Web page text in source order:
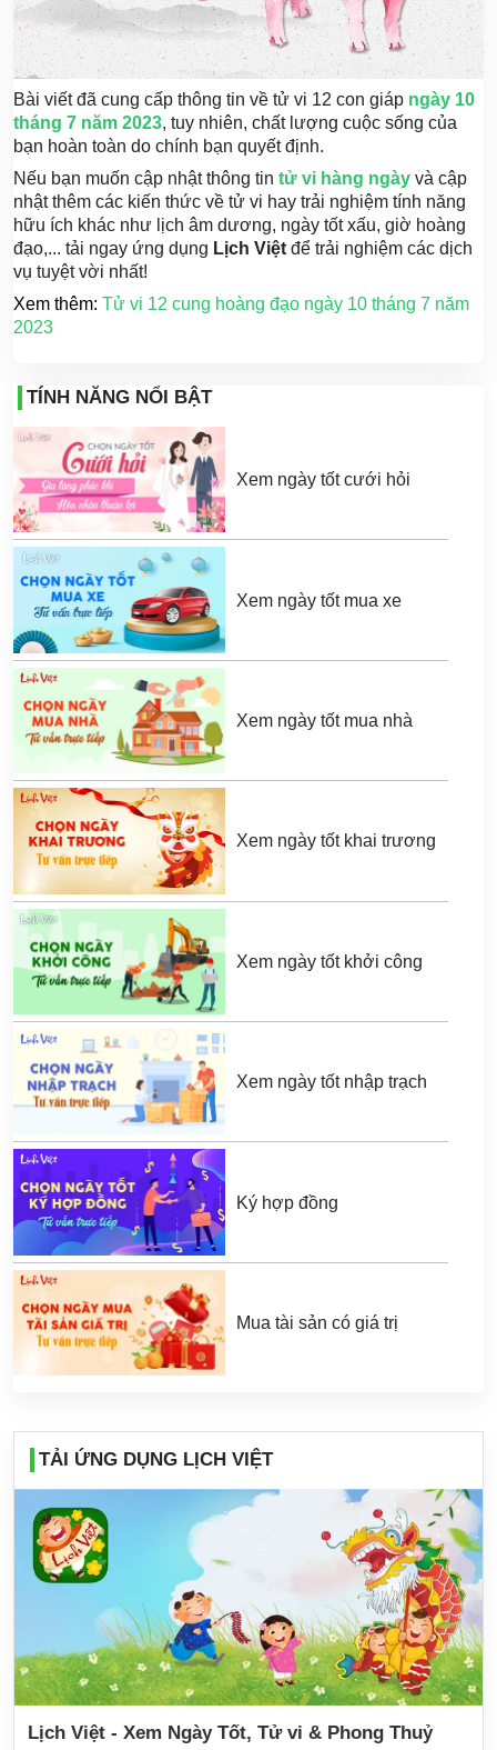
Bài viết đã cung cấp thông tin về tử vi 12 con giáp ngày 10
tháng 7 năm 2023, tuy nhiên, chất lượng cuộc sống của
bạn hoàn toàn do chính bạn quyết định.
Nếu bạn muốn cập nhật thông tin tử vi hàng ngày và cập
nhật thêm các kiến thức về tử vi hay trải nghiệm tính năng
hữu ích khác như lịch âm dương, ngày tốt xấu, giờ hoàng
đạo,... tải ngay ứng dụng Lịch Việt để trải nghiệm các dịch
vụ tuyệt vời nhất!
Xem thêm: Tử vi 12 cung hoàng đạo ngày 10 tháng 7 năm
2023
TÍNH NĂNG NỔI BẬT
Xem ngày tốt cưới hỏi
Xem ngày tốt mua xe
Xem ngày tốt mua nhà
Xem ngày tốt khai trương
Xem ngày tốt khởi công
Xem ngày tốt nhập trạch
Ký hợp đồng
Mua tài sản có giá trị
TẢI ỨNG DỤNG LỊCH VIỆT
Lịch Việt - Xem Ngày Tốt, Tử vi & Phong Thuỷ